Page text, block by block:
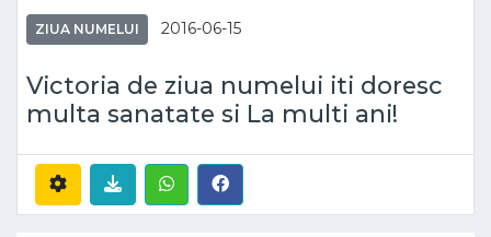
ZIUA NUMELUI 2016-06-15
Victoria de ziua numelui iti doresc
multa sanatate si La multi ani!